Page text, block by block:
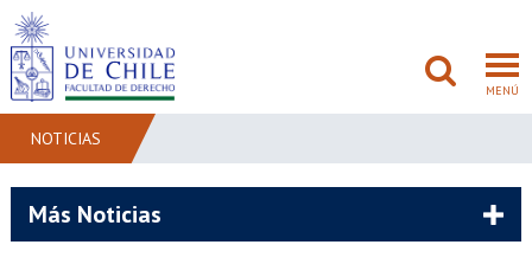
MENÚ
NOTICIAS
Más Noticias